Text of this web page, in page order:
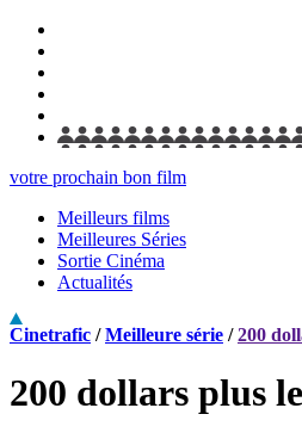
votre prochain bon film
Meilleurs films
Meilleures Séries
Sortie Cinéma
Actualités
Cinetrafic /Meilleure série /200
200 dollars plus